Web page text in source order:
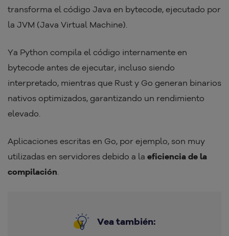
transforma el código Java en bytecode, ejecutado por
la JVM (Java Virtual Machine).
Ya Python compila el código internamente en
bytecode antes de ejecutar, incluso siendo
interpretado, mientras que Rust y Go generan binarios
nativos optimizados, garantizando un rendimiento
elevado.
Aplicaciones escritas en Go, por ejemplo, son muy
utilizadas en servidores debido a la eficiencia de la
compilación.
Vea también: